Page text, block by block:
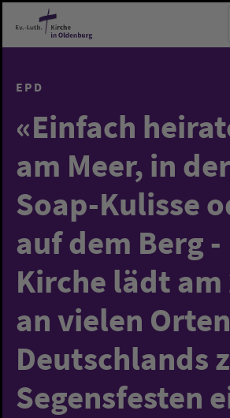
Zum Hauptinhalt springen
EPD
«Einfach
am Meer, in der
Soap-Kulisse
auf dem Berg -
Kirche lädt am
an vielen Orten
Deutschlands
Segensfesten